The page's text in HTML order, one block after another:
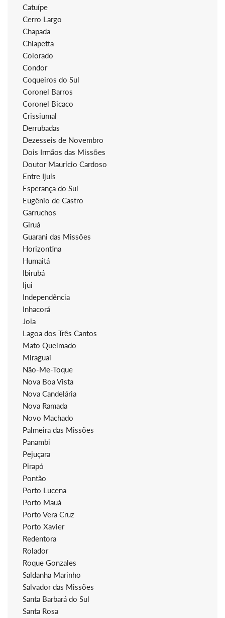
Catuípe
Cerro Largo
Chapada
Chiapetta
Colorado
Condor
Coqueiros do Sul
Coronel Barros
Coronel Bicaco
Crissiumal
Derrubadas
Dezesseis de Novembro
Dois Irmãos das Missões
Doutor Maurício Cardoso
Entre Ijuís
Esperança do Sul
Eugênio de Castro
Garruchos
Giruá
Guarani das Missões
Horizontina
Humaitá
Ibirubá
Ijui
Independência
Inhacorá
Joia
Lagoa dos Três Cantos
Mato Queimado
Miraguai
Não-Me-Toque
Nova Boa Vista
Nova Candelária
Nova Ramada
Novo Machado
Palmeira das Missões
Panambi
Pejuçara
Pirapó
Pontão
Porto Lucena
Porto Mauá
Porto Vera Cruz
Porto Xavier
Redentora
Rolador
Roque Gonzales
Saldanha Marinho
Salvador das Missões
Santa Barbará do Sul
Santa Rosa